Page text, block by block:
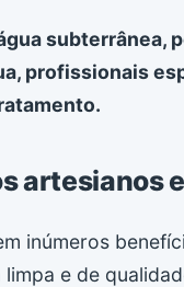
subterrânea,
profissionais
artesianos
inúmeros
e de